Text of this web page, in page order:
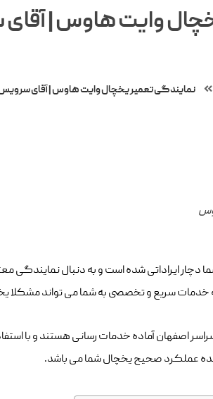
وایت هاوس |
نمایندگی تعمیر یخچال وایت هاوس | آقای
خدمات سریع و تخصصی به شما می تواند مشکلا
اصفهان آماده خدمات رسانی هستند و با
عملکرد صحیح یخچال شما می باشد.